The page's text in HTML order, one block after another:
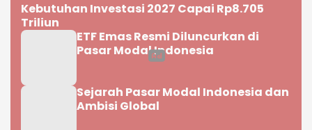
Kebutuhan Investasi 2027 Capai Rp8.705
Triliun
ETF Emas Resmi Diluncurkan di
Pasar Modal Indonesia
Sejarah Pasar Modal Indonesia dan
Ambisi Global